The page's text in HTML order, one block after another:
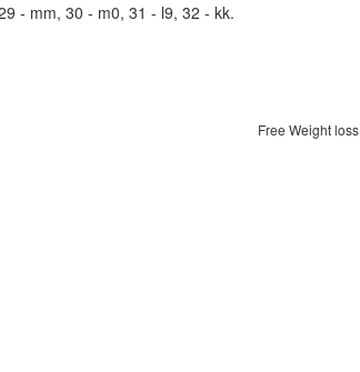
- mm, 30 - m0, 31 - l9, 32 - kk.
Free Weight